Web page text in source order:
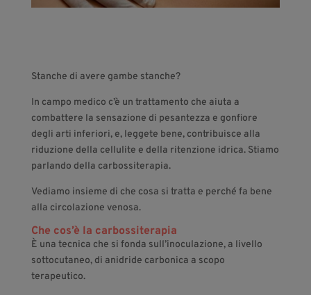
Stanche di avere gambe stanche?
In campo medico c’è un trattamento che aiuta a
combattere la sensazione di pesantezza e gonfiore
degli arti inferiori, e, leggete bene, contribuisce alla
riduzione della cellulite e della ritenzione idrica. Stiamo
parlando della carbossiterapia.
Vediamo insieme di che cosa si tratta e perché fa bene
alla circolazione venosa.
Che cos’è la carbossiterapia
È una tecnica che si fonda sull’inoculazione, a livello
sottocutaneo, di anidride carbonica a scopo
terapeutico.